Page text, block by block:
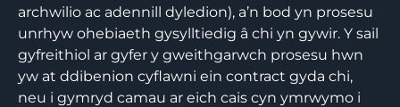
archwilio ac adennill dyledion), a’n bod yn prosesu
unrhyw ohebiaeth gysylltiedig â chi yn gywir. Y sail
gyfreithiol ar gyfer y gweithgarwch prosesu hwn
yw at ddibenion cyflawni ein contract gyda chi,
neu i gymryd camau ar eich cais cyn ymrwymo i